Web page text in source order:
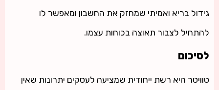
גידול בריא ואמיתי שמחזק את החשבון ומאפשר לו
להתחיל לצבור תאוצה בכוחות עצמו.
לסיכום
טוויטר היא רשת ייחודית שמציעה לעסקים יתרונות שאין